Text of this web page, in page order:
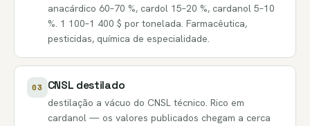
anacárdico 60–70 %, cardol 15–20 %, cardanol 5–10
%. 1 100–1 400 $ por tonelada. Farmacêutica,
pesticidas, química de especialidade.
03 CNSL destilado
destilação a vácuo do CNSL técnico. Rico em
cardanol — os valores publicados chegam a cerca